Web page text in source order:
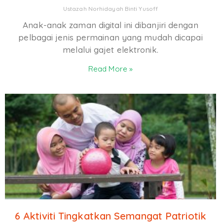
Ustazah Norhidayah Binti Yusoff
Anak-anak zaman digital ini dibanjiri dengan
pelbagai jenis permainan yang mudah dicapai
melalui gajet elektronik.
Read More »
6 Aktiviti Tingkatkan Semangat Patriotik